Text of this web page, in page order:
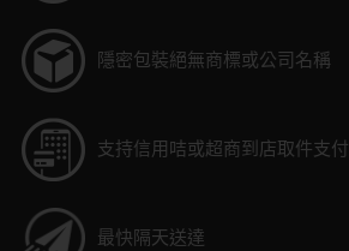
隱密包裝絕無商標或公司名稱
支持信用咭或超商到店取件支付
最快隔天送達